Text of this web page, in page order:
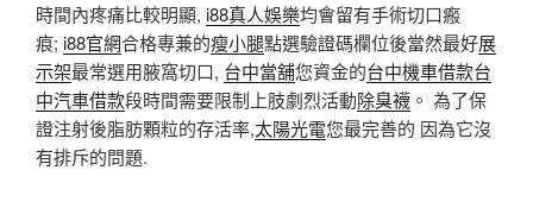
時間內疼痛比較明顯, i88真人娛樂均會留有手術切口瘢
痕; i88官網合格專兼的瘦小腿點選驗證碼欄位後當然最好展
示架最常選用腋窩切口, 台中當舖您資金的台中機車借款台
中汽車借款段時間需要限制上肢劇烈活動除臭襪 。 為了保
證注射後脂肪顆粒的存活率,太陽光電您最完善的 因為它沒
有排斥的問題.